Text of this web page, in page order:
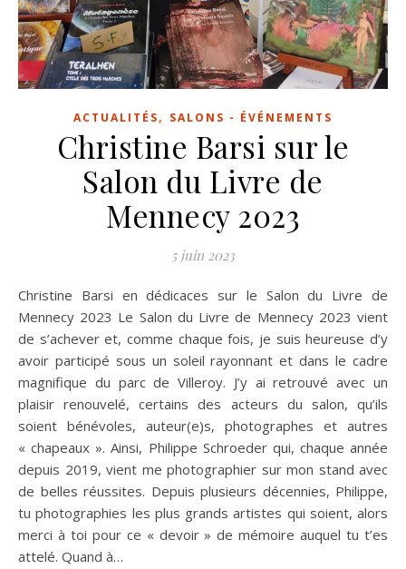
ACTUALITÉS, SALONS - ÉVÉNEMENTS
Christine Barsi sur le
Salon du Livre de
Mennecy 2023
5 juin 2023
Christine Barsi en dédicaces sur le Salon du Livre de
Mennecy 2023 Le Salon du Livre de Mennecy 2023 vient
de s’achever et, comme chaque fois, je suis heureuse d’y
avoir participé sous un soleil rayonnant et dans le cadre
magnifique du parc de Villeroy. J’y ai retrouvé avec un
plaisir renouvelé, certains des acteurs du salon, qu’ils
soient bénévoles, auteur(e)s, photographes et autres
« chapeaux ». Ainsi, Philippe Schroeder qui, chaque année
depuis 2019, vient me photographier sur mon stand avec
de belles réussites. Depuis plusieurs décennies, Philippe,
tu photographies les plus grands artistes qui soient, alors
merci à toi pour ce « devoir » de mémoire auquel tu t’es
attelé. Quand à…